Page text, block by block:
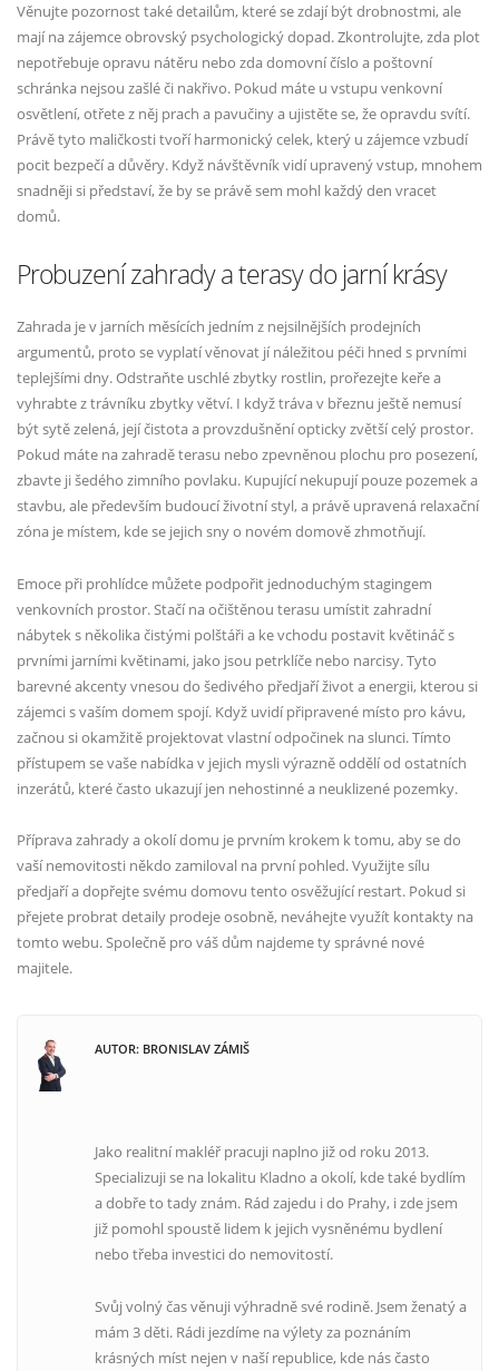
Věnujte pozornost také detailům, které se zdají být drobnostmi, ale
mají na zájemce obrovský psychologický dopad. Zkontrolujte, zda plot
nepotřebuje opravu nátěru nebo zda domovní číslo a poštovní
schránka nejsou zašlé či nakřivo. Pokud máte u vstupu venkovní
osvětlení, otřete z něj prach a pavučiny a ujistěte se, že opravdu svítí.
Právě tyto maličkosti tvoří harmonický celek, který u zájemce vzbudí
pocit bezpečí a důvěry. Když návštěvník vidí upravený vstup, mnohem
snadněji si představí, že by se právě sem mohl každý den vracet
domů.
Probuzení zahrady a terasy do jarní krásy
Zahrada je v jarních měsících jedním z nejsilnějších prodejních
argumentů, proto se vyplatí věnovat jí náležitou péči hned s prvními
teplejšími dny. Odstraňte uschlé zbytky rostlin, prořezejte keře a
vyhrabte z trávníku zbytky větví. I když tráva v březnu ještě nemusí
být sytě zelená, její čistota a provzdušnění opticky zvětší celý prostor.
Pokud máte na zahradě terasu nebo zpevněnou plochu pro posezení,
zbavte ji šedého zimního povlaku. Kupující nekupují pouze pozemek a
stavbu, ale především budoucí životní styl, a právě upravená relaxační
zóna je místem, kde se jejich sny o novém domově zhmotňují.
Emoce při prohlídce můžete podpořit jednoduchým stagingem
venkovních prostor. Stačí na očištěnou terasu umístit zahradní
nábytek s několika čistými polštáři a ke vchodu postavit květináč s
prvními jarními květinami, jako jsou petrklíče nebo narcisy. Tyto
barevné akcenty vnesou do šedivého předjaří život a energii, kterou si
zájemci s vaším domem spojí. Když uvidí připravené místo pro kávu,
začnou si okamžitě projektovat vlastní odpočinek na slunci. Tímto
přístupem se vaše nabídka v jejich mysli výrazně oddělí od ostatních
inzerátů, které často ukazují jen nehostinné a neuklizené pozemky.
Příprava zahrady a okolí domu je prvním krokem k tomu, aby se do
vaší nemovitosti někdo zamiloval na první pohled. Využijte sílu
předjaří a dopřejte svému domovu tento osvěžující restart. Pokud si
přejete probrat detaily prodeje osobně, neváhejte využít kontakty na
tomto webu. Společně pro váš dům najdeme ty správné nové
majitele.
AUTOR: BRONISLAV ZÁMIŠ
Jako realitní makléř pracuji naplno již od roku 2013.
Specializuji se na lokalitu Kladno a okolí, kde také bydlím
a dobře to tady znám. Rád zajedu i do Prahy, i zde jsem
již pomohl spoustě lidem k jejich vysněnému bydlení
nebo třeba investici do nemovitostí.
Svůj volný čas věnuji výhradně své rodině. Jsem ženatý a
mám 3 děti. Rádi jezdíme na výlety za poznáním
krásných míst nejen v naší republice, kde nás často